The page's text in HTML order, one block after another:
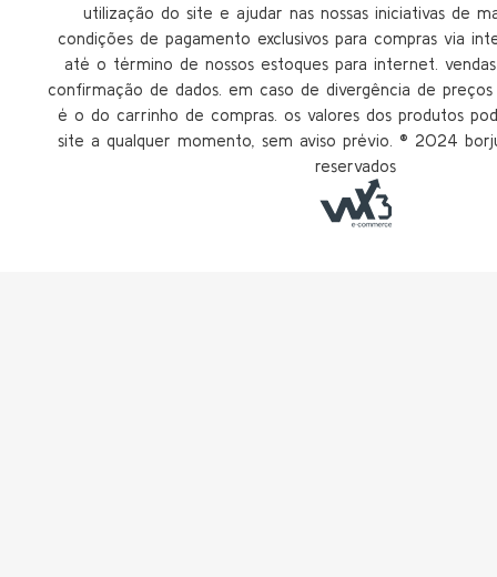
utilização do site e ajudar nas nossas iniciativas de
condições de pagamento exclusivos para compras via
até o término de nossos estoques para internet.
confirmação de dados. em caso de divergência de
é o do carrinho de compras. os valores dos produtos
site a qualquer momento, sem aviso prévio. ®️ 2024
reservados